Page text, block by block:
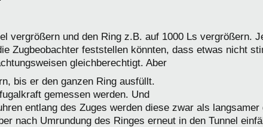
vergrößern und den Ring z.B. auf 1000 Ls vergrößern.
Zugbeobachter feststellen könnten, dass etwas nicht
gleichberechtigt. Aber
bis er den ganzen Ring ausfüllt.
gemessen werden. Und
entlang des Zuges werden diese zwar als langsamer
nach Umrundung des Ringes erneut in den Tunnel